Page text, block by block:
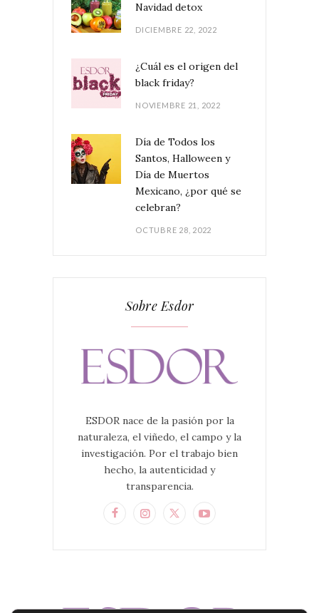
Navidad detox
DICIEMBRE 22, 2022
¿Cuál es el origen del
black friday?
NOVIEMBRE 21, 2022
Día de Todos los
Santos, Halloween y
Día de Muertos
Mexicano, ¿por qué se
celebran?
OCTUBRE 28, 2022
Sobre Esdor
ESDOR nace de la pasión por la
naturaleza, el viñedo, el campo y la
investigación. Por el trabajo bien
hecho, la autenticidad y
transparencia.